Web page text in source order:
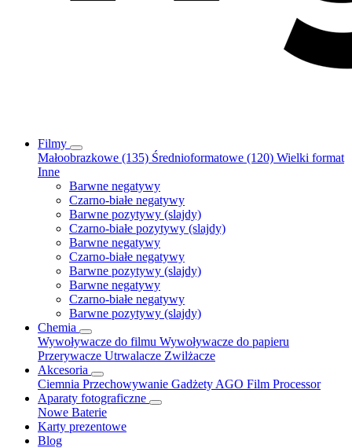
Filmy
Małoobrazkowe (135) Średnioformatowe (120) Wielki format
Inne
Barwne negatywy
Czarno-białe negatywy
Barwne pozytywy (slajdy)
Czarno-białe pozytywy (slajdy)
Barwne negatywy
Czarno-białe negatywy
Barwne pozytywy (slajdy)
Barwne negatywy
Czarno-białe negatywy
Barwne pozytywy (slajdy)
Chemia
Wywoływacze do filmu Wywoływacze do papieru
Przerywacze Utrwalacze Zwilżacze
Akcesoria
Ciemnia Przechowywanie Gadżety AGO Film Processor
Aparaty fotograficzne
Nowe Baterie
Karty prezentowe
Blog